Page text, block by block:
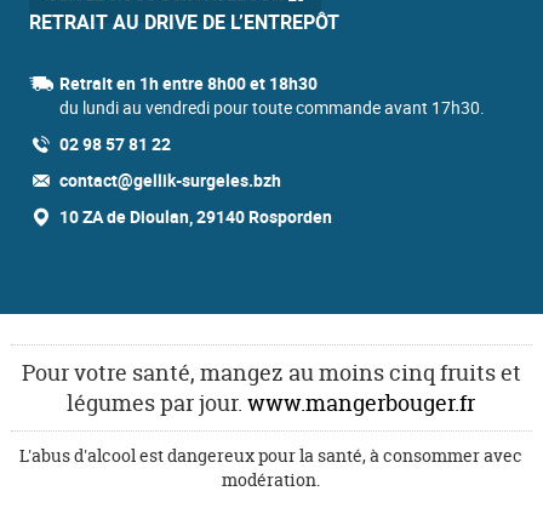
RETRAIT AU DRIVE DE L’ENTREPÔT
Retrait en 1h entre 8h00 et 18h30
du lundi au vendredi pour toute commande avant 17h30.
02 98 57 81 22
contact@gellik-surgeles.bzh
10 ZA de Dioulan, 29140 Rosporden
Pour votre santé, mangez au moins cinq fruits et
légumes par jour.www.mangerbouger.fr
L'abus d'alcool est dangereux pour la santé, à consommer avec
modération.